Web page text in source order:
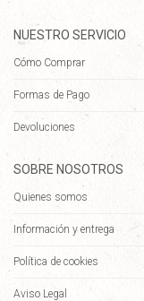
NUESTRO SERVICIO
Cómo Comprar
Formas de Pago
Devoluciones
SOBRE NOSOTROS
Quienes somos
Información y entrega
Política de cookies
Aviso Legal